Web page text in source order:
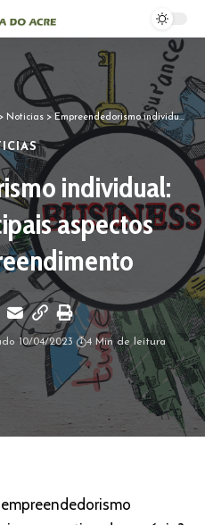
Noticias > Empreendedorismo individual: saiba os principais aspectos desse empreendimento
individual:
aspectos
10/04/2023 4 Min de leitura